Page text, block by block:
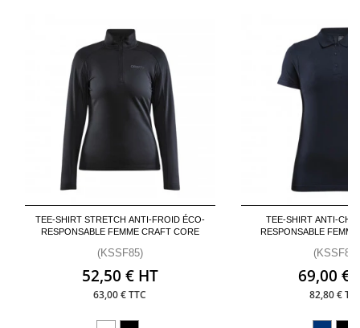
TEE-SHIRT STRETCH ANTI-FROID ÉCO-
RESPONSABLE FEMME CRAFT CORE
(KSSF85)
52,50 € HT
63,00 € TTC
TEE-SHIRT ANTI-
RESPONSABLE
(KSSF86)
69,00 €
82,80 €